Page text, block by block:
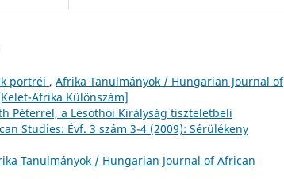
portréi , Afrika Tanulmányok / Hungarian Journal of
Afrika Különszám]
Péterrel, a Lesothoi Királyság tiszteletbeli
Studies: Évf. 3 szám 3-4 (2009): Sérülékeny
Tanulmányok / Hungarian Journal of African